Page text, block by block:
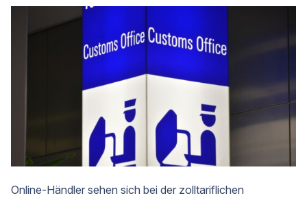
Online-Händler sehen sich bei der zolltariflichen